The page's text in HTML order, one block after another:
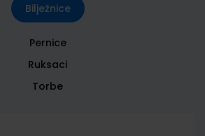
Bilježnice
Pernice
Ruksaci
Torbe